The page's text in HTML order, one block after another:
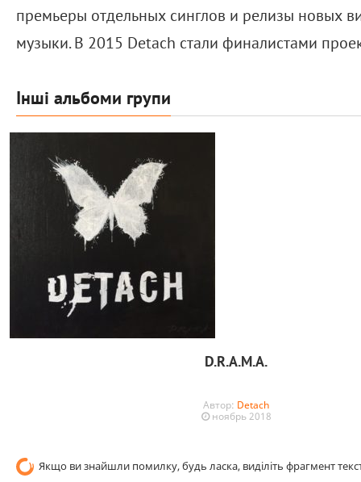
премьеры отдельных синглов и релизы новых
музыки. В 2015 Detach стали финалистами
Інші альбоми групи
D.R.A.M.A.
Автор: Detach
ноябрь 2018
Якщо ви знайшли помилку, будь ласка, виділіть фрагмент